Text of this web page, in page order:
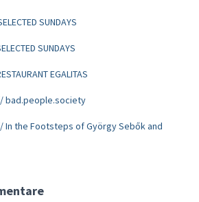
SUNDAYS
SUNDAYS
EGALITAS
bad.people.society
In the Footsteps of György Sebők and